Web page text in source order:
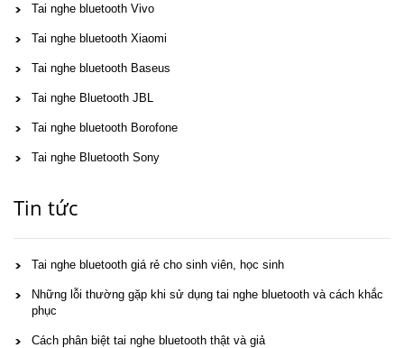
Tai nghe bluetooth Vivo
Tai nghe bluetooth Xiaomi
Tai nghe bluetooth Baseus
Tai nghe Bluetooth JBL
Tai nghe bluetooth Borofone
Tai nghe Bluetooth Sony
Tin tức
Tai nghe bluetooth giá rẻ cho sinh viên, học sinh
Những lỗi thường gặp khi sử dụng tai nghe bluetooth và cách khắc
phục
Cách phân biệt tai nghe bluetooth thật và giả